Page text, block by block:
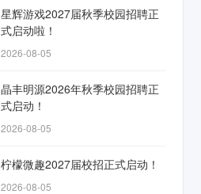
星辉游戏2027届秋季校园招聘正
式启动啦！
2026-08-05
晶丰明源2026年秋季校园招聘正
式启动！
2026-08-05
柠檬微趣2027届校招正式启动！
2026-08-05